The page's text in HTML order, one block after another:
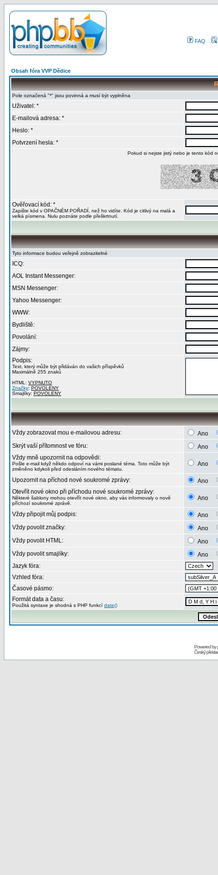
FAQ
Obsah fóra VVP Dědice
Pole označená "*" jsou povinná a musí být vyplněna
Uživatel: *
E-mailová adresa: *
Heslo: *
Potvrzení hesla: *
Pokud si nejste jistý nebo je tento kód
Ověřovací kód: *
Zapište kód v OPAČNÉM POŘADÍ, než ho vidíte. Kód je citlivý na malá a
velká písmena. Nulu poznáte podle přeškrtnutí.
Tyto informace budou veřejně zobrazitelné
ICQ:
AOL Instant Messenger:
MSN Messenger:
Yahoo Messenger:
WWW:
Bydliště:
Povolání:
Zájmy:
Podpis:
Text, který může být přidáván do vašich příspěvků
Maximálně 255 znaků
HTML: VYPNUTO
Značky: POVOLENY
Smajlíky: POVOLENY
Vždy zobrazovat mou e-mailovou adresu:
Ano
Skrýt vaší přítomnost ve fóru:
Ano
Vždy mně upozornit na odpovědi:
Pošle e-mail když někdo odpoví na vámi poslané téma. Toto může být
změněno kdykoli před odesláním nového tématu.
Ano
Upozornit na příchod nové soukromé zprávy:
Ano
Otevřít nové okno při příchodu nové soukromé zprávy:
Některé šablony mohou otevřít nové okno, aby vás informovaly o nově
příchozí soukromé zprávě.
Ano
Vždy připojit můj podpis:
Ano
Vždy povolit značky:
Ano
Vždy povolit HTML:
Ano
Vždy povolit smajlíky:
Ano
Jazyk fóra:
Vzhled fóra:
Časové pásmo:
Formát data a času:
Použitá syntaxe je shodná s PHP funkcí date()
Powered by
Český